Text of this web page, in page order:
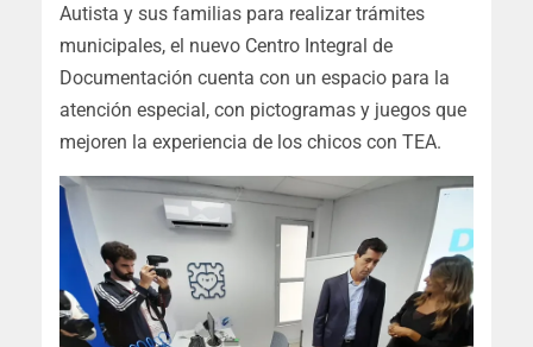
Autista y sus familias para realizar trámites
municipales, el nuevo Centro Integral de
Documentación cuenta con un espacio para la
atención especial, con pictogramas y juegos que
mejoren la experiencia de los chicos con TEA.